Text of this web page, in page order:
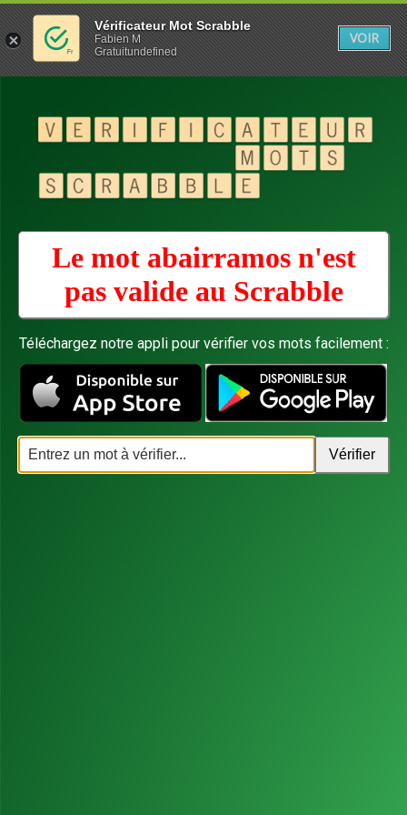
Le mot abairramos n'est
pas valide au Scrabble
Téléchargez notre appli pour vérifier vos mots facilement :
Vérificateur Mot Scrabble
Fabien M
Gratuitundefined
VOIR